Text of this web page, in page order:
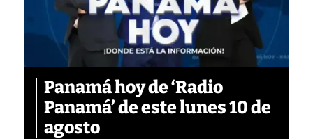
Panamá hoy de ‘Radio
Panamá’ de este lunes 10 de
agosto